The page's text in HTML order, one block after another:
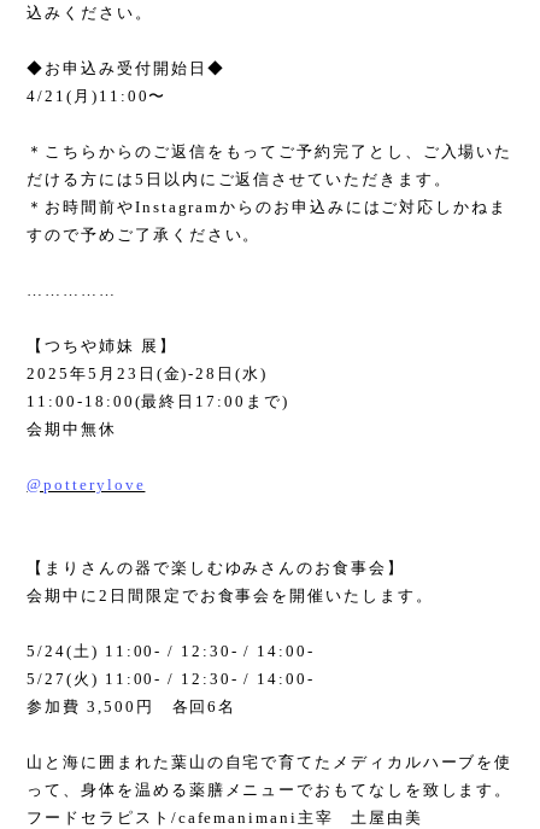
込みください。
◆ お申込み受付開始日 ◆
4/21( 月 )11:00〜
＊こちらからのご返信をもってご予約完了とし、ご入場いた
だける方には 5 日以内にご返信させていただきます。
＊お時間前やInstagramからのお申込みにはご対応しかねま
すので予めご了承ください。
……………
【つちや姉妹 展】
2025年5 月 23 日 (金)-28 日(水)
11:00-18:00(最終日 17:00 まで)
会期中無休
@potterylove
【まりさんの器で楽しむゆみさんのお食事会】
会期中に2 日間限定でお食事会を開催いたします。
5/24(土) 11:00- / 12:30- / 14:00-
5/27( 火 ) 11:00- / 12:30- / 14:00-
参加費 3,500 円 各回6名
山と海に囲まれた葉山の自宅で育てたメディカルハーブを使
って、身体を温める薬膳メニューでおもてなしを致します。
フードセラピスト /cafemanimani 主宰 土屋由美